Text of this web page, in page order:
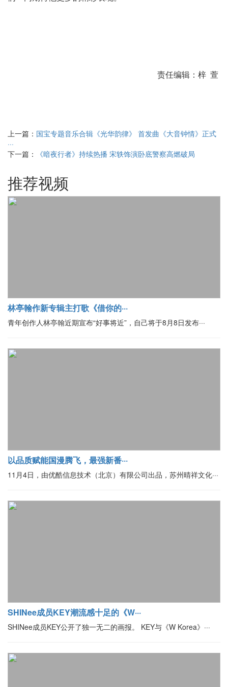
责任编辑：梓 萱
上一篇： 国宝专题音乐合辑《光华韵律》 首发曲《大音钟情》正式
···
下一篇：
《暗夜行者》持续热播 宋轶饰演卧底警察高燃破局 ​
推荐视频
林亭翰作新专辑主打歌《借你的···
青年创作人林亭翰近期宣布“好事将近”，自己将于8月8日发布···
以品质赋能国漫腾飞，最强新番···
11月4日，由优酷信息技术（北京）有限公司出品，苏州晴祥文化···
SHINee成员KEY潮流感十足的《W···
SHINee成员KEY公开了独一无二的画报。 KEY与《W Korea》···